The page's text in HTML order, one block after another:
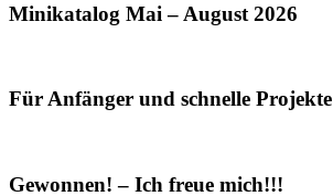
Minikatalog Mai – August 2026
Für Anfänger und schnelle Projekte
Gewonnen! – Ich freue mich!!!